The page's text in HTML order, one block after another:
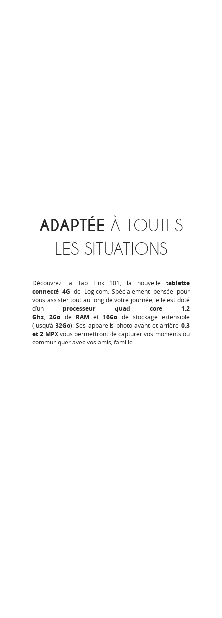
ADAPTÉE À TOUTES
LES SITUATIONS
Découvrez la Tab Link 101, la nouvelle tablette
connecté 4G de Logicom. Spécialement pensée pour
vous assister tout au long de votre journée, elle est doté
d’un processeur quad core 1.2
Ghz ,2Go de RAMet 16Go de stockage extensible
(jusqu’à 32Go). Ses appareils photo avant et arrière 0.3
et 2 MPXvous permettront de capturer vos moments ou
communiquer avec vos amis, famille.